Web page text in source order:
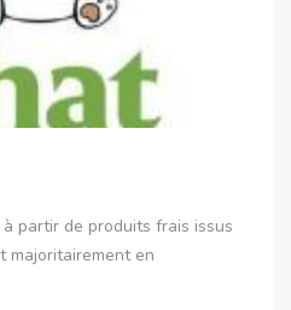
partir de produits frais issus
majoritairement en